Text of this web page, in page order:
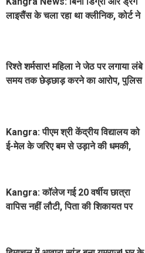
लाइसैंस के चला रहा था क्लीनिक, कोर्ट ने
रिश्ते शर्मसार! महिला ने जेठ पर लगाया लंबे
समय तक छेड़छाड़ करने का आरोप, पुलिस
Kangra: पीएम श्री केंद्रीय विद्यालय को
ई-मेल के जरिए बम से उड़ाने की धमकी,
Kangra: कॉलेज गई 20 वर्षीय छात्रा
वापिस नहीं लौटी, पिता की शिकायत पर